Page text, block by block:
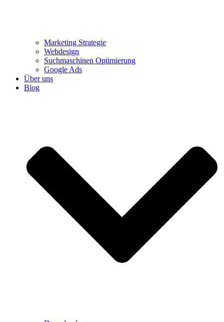
Marketing Strategie
Webdesign
Suchmaschinen Optimierung
Google Ads
Über uns
Blog